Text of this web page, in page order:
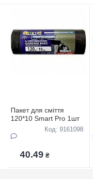
Пакет для сміття
120*10 Smart Pro 1шт
Код: 9161098
40.49 ₴